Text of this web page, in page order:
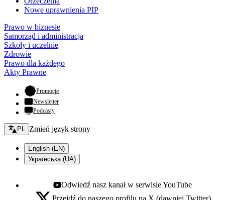
Nowe uprawnienia PIP
Prawo w biznesie
Samorząd i administracja
Szkoły i uczelnie
Zdrowie
Prawo dla każdego
Akty Prawne
Promocje- otwiera się w nowej karcie
Newsletter
Podcasty
Zmień język - bieżący:
PL Zmień język strony
English (EN)
Українська (UA)
Youtube - otwiera się w nowej karcie
Odwiedź nasz kanał w serwisie YouTube